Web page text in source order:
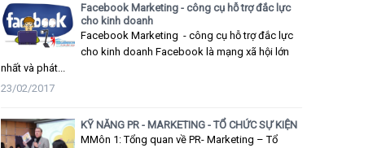
Facebook Marketing - công cụ hỗ trợ đắc lực
cho kinh doanh
Facebook Marketing - công cụ hỗ trợ đắc lực
cho kinh doanh Facebook là mạng xã hội lớn
nhất và phát...
23/02/2017
KỸ NĂNG PR - MARKETING - TỔ CHỨC SỰ KIỆN
MMôn 1: Tổng quan về PR- Marketing – Tổ